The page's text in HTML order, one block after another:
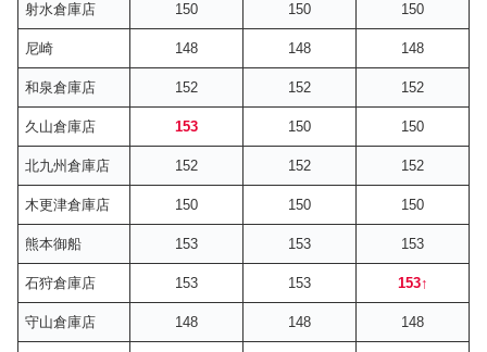
射水倉庫店 150 150 150
尼崎 148 148 148
和泉倉庫店 152 152 152
久山倉庫店 153 150 150
北九州倉庫店 152 152 152
木更津倉庫店 150 150 150
熊本御船 153 153 153
石狩倉庫店 153 153 153↑
守山倉庫店 148 148 148